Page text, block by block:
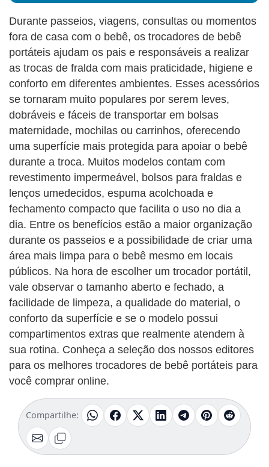
Durante passeios, viagens, consultas ou momentos
fora de casa com o bebê, os trocadores de bebê
portáteis ajudam os pais e responsáveis a realizar
as trocas de fralda com mais praticidade, higiene e
conforto em diferentes ambientes. Esses acessórios
se tornaram muito populares por serem leves,
dobráveis e fáceis de transportar em bolsas
maternidade, mochilas ou carrinhos, oferecendo
uma superfície mais protegida para apoiar o bebê
durante a troca. Muitos modelos contam com
revestimento impermeável, bolsos para fraldas e
lenços umedecidos, espuma acolchoada e
fechamento compacto que facilita o uso no dia a
dia. Entre os benefícios estão a maior organização
durante os passeios e a possibilidade de criar uma
área mais limpa para o bebê mesmo em locais
públicos. Na hora de escolher um trocador portátil,
vale observar o tamanho aberto e fechado, a
facilidade de limpeza, a qualidade do material, o
conforto da superfície e se o modelo possui
compartimentos extras que realmente atendem à
sua rotina. Conheça a seleção dos nossos editores
para os melhores trocadores de bebê portáteis para
você comprar online.
Compartilhe: